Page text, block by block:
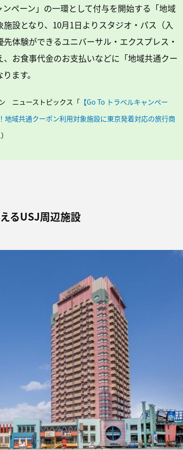
ペーン」の一環として付与を開始する「地域
設となり、10月1日よりスタジオ・パス（入
体験ができるユニバーサル・エクスプレス・
お食事代金のお支払いなどに「地域共通クー
ます。
ニューストピックス「 【Go To トラベルキャンペー
地域共通クーポン利用対象施設に東京発着対応の旅行商
るUSJ周辺施設